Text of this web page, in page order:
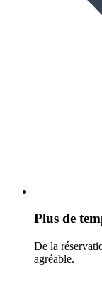
Plus de
De la
agréable.